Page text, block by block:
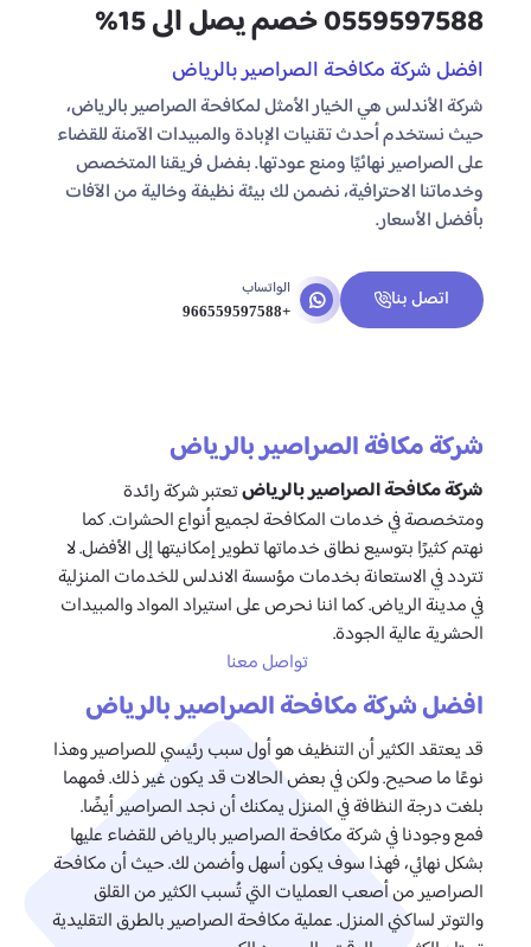
0559597588 خصم يصل الى 15%
افضل شركة مكافحة الصراصير بالرياض
شركة الأندلس هي الخيار الأمثل لمكافحة الصراصير بالرياض،
حيث نستخدم أحدث تقنيات الإبادة والمبيدات الآمنة للقضاء
على الصراصير نهائيًا ومنع عودتها. بفضل فريقنا المتخصص
وخدماتنا الاحترافية، نضمن لك بيئة نظيفة وخالية من الآفات
بأفضل الأسعار.
اتصل بنا الواتساب
+966559597588
شركة مكافة الصراصير بالرياض
شركة مكافحة الصراصير بالرياضتعتبر شركة رائدة
ومتخصصة في خدمات المكافحة لجميع أنواع الحشرات. كما
نهتم كثيرًا بتوسيع نطاق خدماتها تطوير إمكانيتها إلى الأفضل. لا
تتردد في الاستعانة بخدمات مؤسسة الاندلس للخدمات المنزلية
في مدينة الرياض. كما اننا نحرص على استيراد المواد والمبيدات
الحشرية عالية الجودة.
تواصل معنا
افضل شركة مكافحة الصراصير بالرياض
قد يعتقد الكثير أن التنظيف هو أول سبب رئيسي للصراصير وهذا
نوعًا ما صحيح. ولكن في بعض الحالات قد يكون غير ذلك. فمهما
بلغت درجة النظافة في المنزل يمكنك أن نجد الصراصير أيضًا.
فمع وجودنا في شركة مكافحة الصراصير بالرياض للقضاء عليها
بشكل نهائي، فهذا سوف يكون أسهل وأضمن لك. حيث أن مكافحة
الصراصير من أصعب العمليات التي تُسبب الكثير من القلق
والتوتر لساكني المنزل. عملية مكافحة الصراصير بالطرق التقليدية